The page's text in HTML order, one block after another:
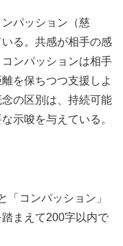
パッション（慈
る。共感が相手の感
ンパッションは相手
を保ちつつ支援しよ
の区別は、持続可能
示唆を与えている。
「コンパッション」
まえて200字以内で